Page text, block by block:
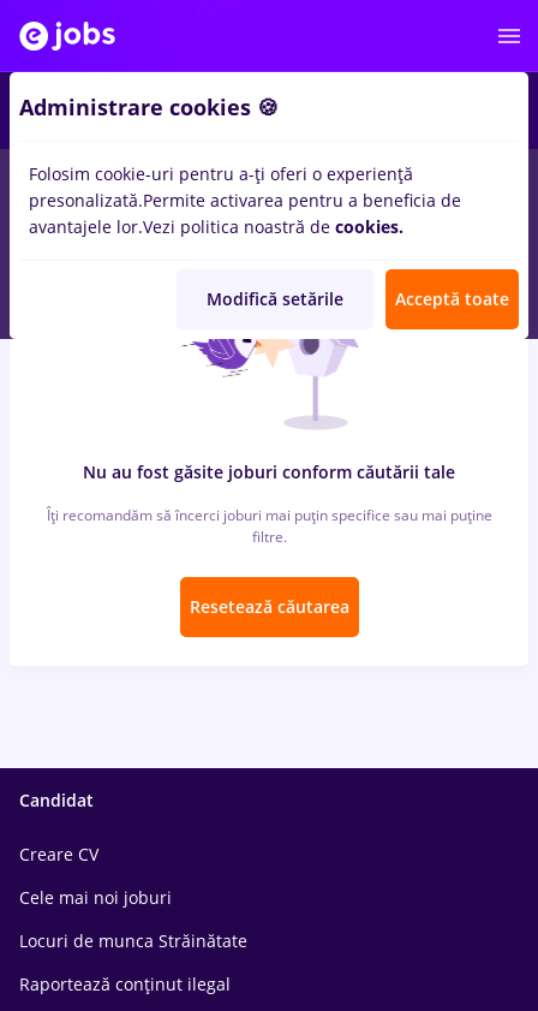
locuri de muncacu salarii birou notarialin Strainatate
pentruStudent, Fara experientainConstructii / Instalatii
Nu au fost găsite joburi conform căutării tale
Îți recomandăm să încerci joburi mai puțin specifice sau mai puține
filtre.
Resetează căutarea
Candidat
Creare CV
Cele mai noi joburi
Locuri de munca Străinătate
Raportează conținut ilegal
Administrare cookies 🍪
Folosim cookie-uri pentru a-ți oferi o experiență
presonalizată.Permite activarea pentru a beneficia de
avantajele lor.Vezi politica noastră de cookies.
Modifică setările Acceptă toate